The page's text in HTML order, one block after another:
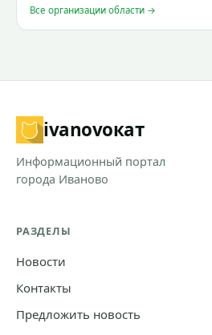
Все организации области →
ivanovoкат
Информационный портал
города Иваново
РАЗДЕЛЫ
Новости
Контакты
Предложить новость